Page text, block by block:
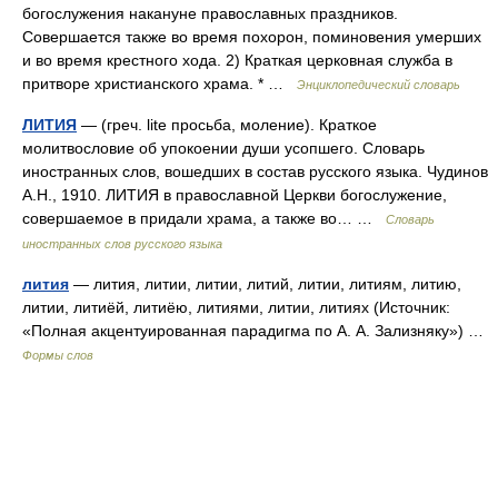
богослужения накануне православных праздников.
Совершается также во время похорон, поминовения умерших
и во время крестного хода. 2) Краткая церковная служба в
притворе христианского храма. * …
Энциклопедический словарь
ЛИТИЯ — (греч. lite просьба, моление). Краткое
молитвословие об упокоении души усопшего. Словарь
иностранных слов, вошедших в состав русского языка. Чудинов
А.Н., 1910. ЛИТИЯ в православной Церкви богослужение,
совершаемое в придали храма, а также во… …
Словарь
иностранных слов русского языка
лития — лития, литии, литии, литий, литии, литиям, литию,
литии, литиёй, литиёю, литиями, литии, литиях (Источник:
«Полная акцентуированная парадигма по А. А. Зализняку») …
Формы слов